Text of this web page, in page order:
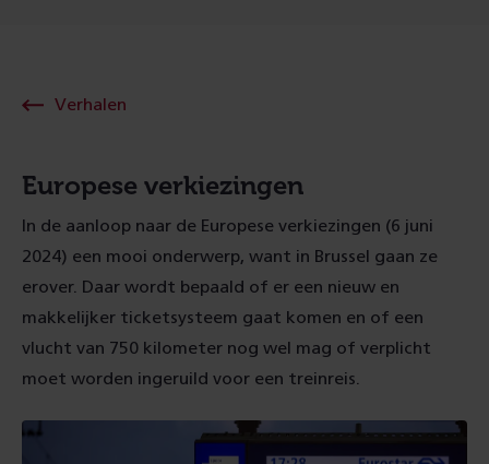
Verhalen
Europese verkiezingen
In de aanloop naar de Europese verkiezingen (6 juni
2024) een mooi onderwerp, want in Brussel gaan ze
erover. Daar wordt bepaald of er een nieuw en
makkelijker ticketsysteem gaat komen en of een
vlucht van 750 kilometer nog wel mag of verplicht
moet worden ingeruild voor een treinreis.